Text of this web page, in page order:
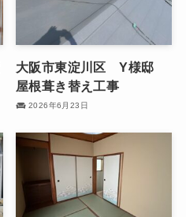
大阪市東淀川区 Y様邸
屋根葺き替え工事
2026年6月23日